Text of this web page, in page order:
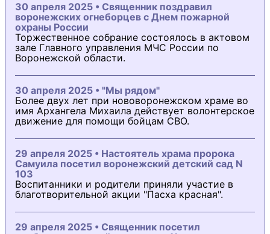
30 апреля 2025 • Священник поздравил
воронежских огнеборцев с Днем пожарной
охраны России
Торжественное собрание состоялось в актовом
зале Главного управления МЧС России по
Воронежской области.
30 апреля 2025 • "Мы рядом"
Более двух лет при нововоронежском храме во
имя Архангела Михаила действует волонтерское
движение для помощи бойцам СВО.
29 апреля 2025 • Настоятель храма пророка
Самуила посетил воронежский детский сад N
103
Воспитанники и родители приняли участие в
благотворительной акции "Пасха красная".
29 апреля 2025 • Священник посетил